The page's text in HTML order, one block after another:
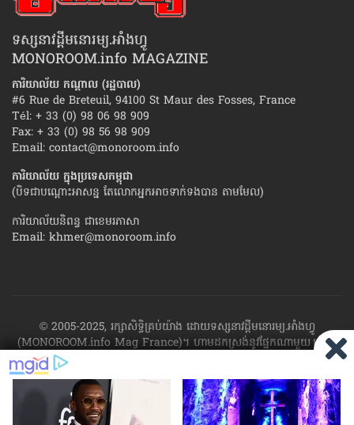
ទស្សនាវដ្ដីមនោរម្យ.អាំងហ្វូ
MONOROOM.info MAGAZINE
ការិយាល័យ កណ្ដាល (រដ្ឋបាល)
#6 Rue de Breteuil, 94100 St Maur des Fosses, France
Tél: + 33 (0) 98 06 98 909
Fax: + 33 (0) 98 56 98 909
Email: contact@monoroom.info
ការិយាល័យ ក្នុង​ប្រទេស​កម្ពុជា
(បិទជាបណ្ដោះអាសន្ន តែលោកអ្នកអាចទាក់ទងបាន តាមមែល)
ការិយាល័យនិពន្ធ ជាខេមរភាសា
Email: khmer@monoroom.info
© 2005-2025, រក្សាសិទ្ធិគ្រប់យ៉ាង ដោយទស្សនាវដ្ដី​មនោរម្យ.អាំងហ្វូ
(MONOROOM.info Mag France)។ ហាម​ដក​ស្រង់​នូវ​ផ្នែក​ណា​មួយ​ ឬ​ផ្នែក​
ទាំង​អស់ ​នៃ​ការ​ផ្សាយ​របស់​ទស្សនាវដ្ដី​​មនោរម្យ.អាំងហ្វូ យក​ទៅ​​បោះពុម្ព នៅ
លើក្រដាស ឬតាម​ប្រព័ន្ធ​អេឡិច​ត្រូនិច - ផ្សាយ​តាម​រលក​ធាតុអាកាស ឬតាមប្រព័ន្ធ
អេឡិចត្រូនិច - សរសេរ​ឡើង​វិញ ឬ​ចែក​ចាយ​ តាមវិធីណាក៏ដោយ ដោយ​គ្មាន​ការ​
យល់ព្រម ជា​លាយ​លក្ខណ៍​អក្សរ​ ពី​ចាងហ្វាង​ការ​ផ្សាយ​។ផ្ទុយមកវិញ ដើម្បី​ទទួល​